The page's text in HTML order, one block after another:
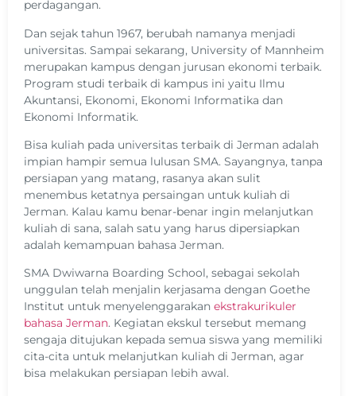
perdagangan.
Dan sejak tahun 1967, berubah namanya menjadi
universitas. Sampai sekarang, University of Mannheim
merupakan kampus dengan jurusan ekonomi terbaik.
Program studi terbaik di kampus ini yaitu Ilmu
Akuntansi, Ekonomi, Ekonomi Informatika dan
Ekonomi Informatik.
Bisa kuliah pada universitas terbaik di Jerman adalah
impian hampir semua lulusan SMA. Sayangnya, tanpa
persiapan yang matang, rasanya akan sulit
menembus ketatnya persaingan untuk kuliah di
Jerman. Kalau kamu benar-benar ingin melanjutkan
kuliah di sana, salah satu yang harus dipersiapkan
adalah kemampuan bahasa Jerman.
SMA Dwiwarna Boarding School, sebagai sekolah
unggulan telah menjalin kerjasama dengan Goethe
Institut untuk menyelenggarakan ekstrakurikuler
bahasa Jerman. Kegiatan ekskul tersebut memang
sengaja ditujukan kepada semua siswa yang memiliki
cita-cita untuk melanjutkan kuliah di Jerman, agar
bisa melakukan persiapan lebih awal.